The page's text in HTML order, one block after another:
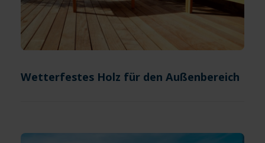
Wetterfestes Holz für den Außenbereich